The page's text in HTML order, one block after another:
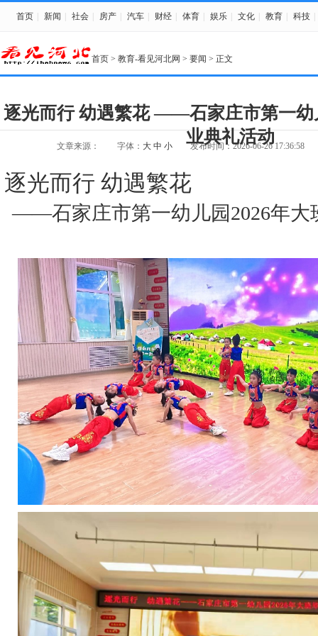
首页 新闻 社会 房产 汽车 财经 体育 娱乐 文化 教育 科技
首页 > 教育-看见河北网 > 要闻 > 正文
逐光而行 幼遇繁花 ——石家庄市第一幼
业典礼活动
文章来源： 字体： 大 中 小 发布时间：2026-06-26 17:36:58
逐光而行 幼遇繁花
——石家庄市第一幼儿园2026年大